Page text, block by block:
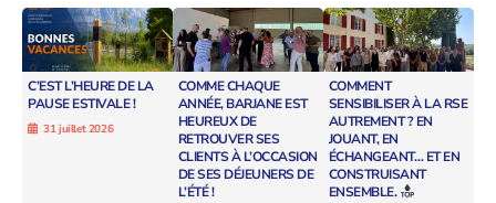
C’EST L’HEURE DE LA
PAUSE ESTIVALE !
31 juillet 2026
COMME CHAQUE
ANNÉE, BARJANE EST
HEUREUX DE
RETROUVER SES
CLIENTS À L’OCCASION
DE SES DÉJEUNERS DE
L’ÉTÉ !
COMMENT
SENSIBILISER À LA RSE
AUTREMENT ? EN
JOUANT, EN
ÉCHANGEANT… ET EN
CONSTRUISANT
ENSEMBLE.